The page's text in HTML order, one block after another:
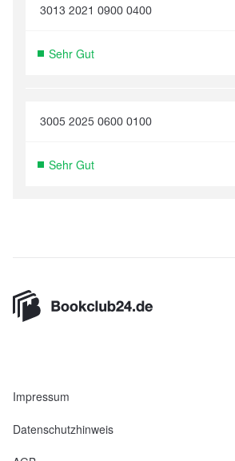
3013 2021 0900 0400
Sehr Gut
3005 2025 0600 0100
Sehr Gut
Impressum
Datenschutzhinweis